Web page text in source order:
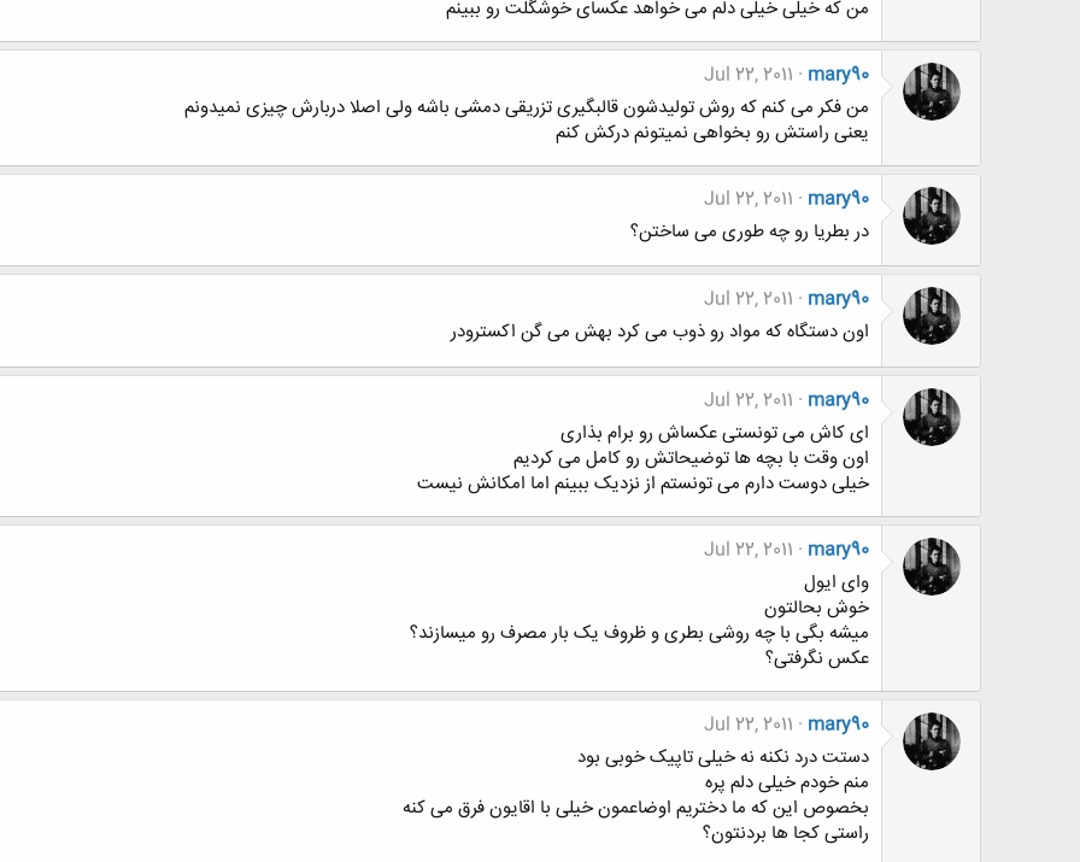
من که خیلی خیلی دلم می خواهد عکسای خوشگلت رو ببینم
mary90
Jul 22, 2011
من فکر می کنم که روش تولیدشون قالبگیری تزریقی دمشی باشه ولی اصلا دربارش چیزی نمیدونم
یعنی راستش رو بخواهی نمیتونم درکش کنم
mary90
Jul 22, 2011
در بطریا رو چه طوری می ساختن؟
mary90
Jul 22, 2011
اون دستگاه که مواد رو ذوب می کرد بهش می گن اکسترودر
mary90
Jul 22, 2011
ای کاش می تونستی عکساش رو برام بذاری
اون وقت با بچه ها توضیحاتش رو کامل می کردیم
خیلی دوست دارم می تونستم از نزدیک ببینم اما امکانش نیست
mary90
Jul 22, 2011
وای ایول
خوش بحالتون
میشه بگی با چه روشی بطری و ظروف یک بار مصرف رو میسازند؟
عکس نگرفتی؟
mary90
Jul 22, 2011
دستت درد نکنه نه خیلی تاپیک خوبی بود
منم خودم خیلی دلم پره
بخصوص این که ما دختریم اوضاعمون خیلی با اقایون فرق می کنه
راستی کجا ها بردنتون؟